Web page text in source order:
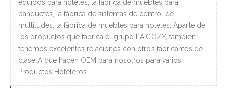
equipos para hoteles, la fábrica de muebles para
banquetes, la fábrica de sistemas de control de
multitudes, la fábrica de muebles para hoteles. Aparte de
los productos que fabrica el grupo LAICOZY, también
tenemos excelentes relaciones con otros fabricantes de
clase A que hacen OEM para nosotros para varios
Productos Hoteleros.